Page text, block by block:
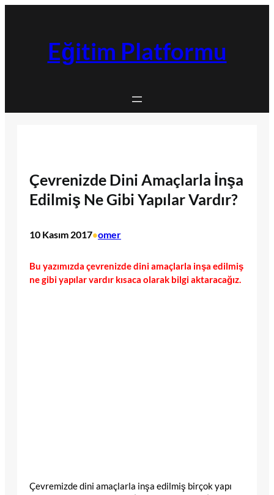
Eğitim Platformu
Çevrenizde Dini Amaçlarla İnşa
Edilmiş Ne Gibi Yapılar Vardır?
10 Kasım 2017•omer
Bu yazımızda çevrenizde dini amaçlarla inşa edilmiş
ne gibi yapılar vardır kısaca olarak bilgi aktaracağız.
Çevremizde dini amaçlarla inşa edilmiş birçok yapı